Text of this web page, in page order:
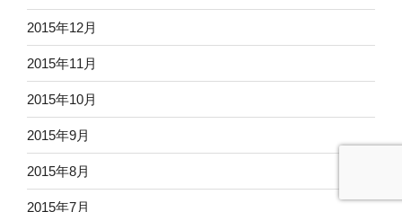
2015年12月
2015年11月
2015年10月
2015年9月
2015年8月
2015年7月